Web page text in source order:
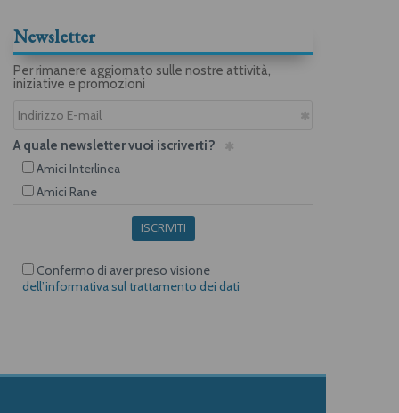
Newsletter
Per rimanere aggiornato sulle nostre attività,
iniziative e promozioni
A quale newsletter vuoi iscriverti?
Amici Interlinea
Amici Rane
ISCRIVITI
Confermo di aver preso visione
dell’informativa sul trattamento dei dati